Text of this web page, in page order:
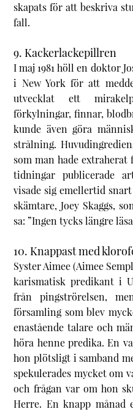
skapats för att beskriva
fall.
9. Kackerlackepillren
I maj 1981 höll en doktor
i New York för att
utvecklat ett
förkylningar, finnar,
kunde även göra
strålning.
som man hade extraherat
tidningar publicerade
visade sig emellertid
skämtare, Joey Skaggs,
sa: ”Ingen tycks längre
10. Knappast med
Syster Aimee (Aimee
karismatisk predikant i
från pingströrelsen,
församling som blev
enastående talare och
höra henne predika. En
hon plötsligt i samband
spekulerades mycket om
och frågan var om hon
Herre. En knapp månad